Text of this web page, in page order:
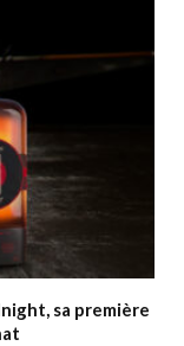
sa première